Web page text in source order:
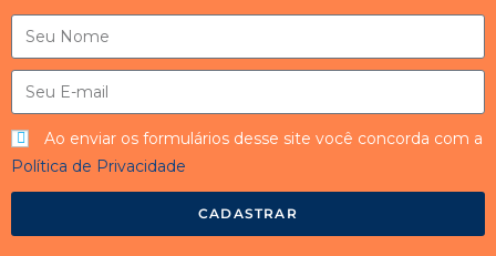
Ao enviar os formulários desse site você concorda com a
Política de Privacidade
CADASTRAR